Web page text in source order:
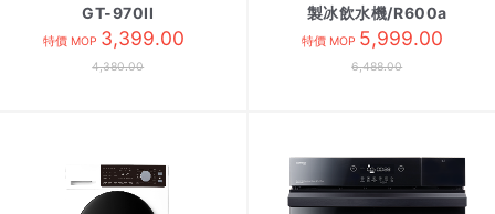
GT-970II
特價 MOP 3,399.00
4,380.00
製冰飲水機/R600a
ADD6922CG 米白
特價 MOP 5,999.00
6,488.00